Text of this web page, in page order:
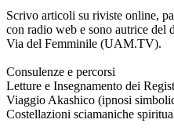
Scrivo articoli su riviste online,
con radio web e sono autrice del
Via del Femminile (UAM.TV).
Consulenze e percorsi
Letture e Insegnamento dei
Viaggio Akashico (ipnosi
Costellazioni sciamaniche